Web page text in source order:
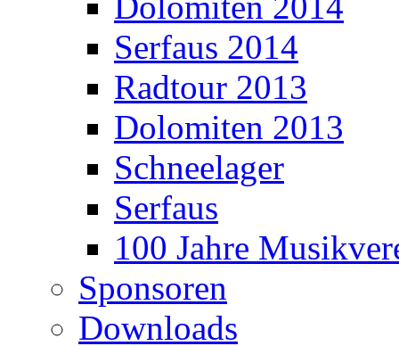
Serfaus 2014
Radtour 2013
Dolomiten 2013
Schneelager
Serfaus
100 Jahre
Sponsoren
Downloads